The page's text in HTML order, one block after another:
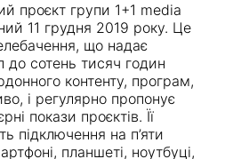
проєкт групи 1+1 media
11 грудня 2019 року. Це
що надає
до сотень тисяч годин
контенту, програм,
і регулярно пропонує
покази проєктів. Її
підключення на п’яти
планшеті, ноутбуці,